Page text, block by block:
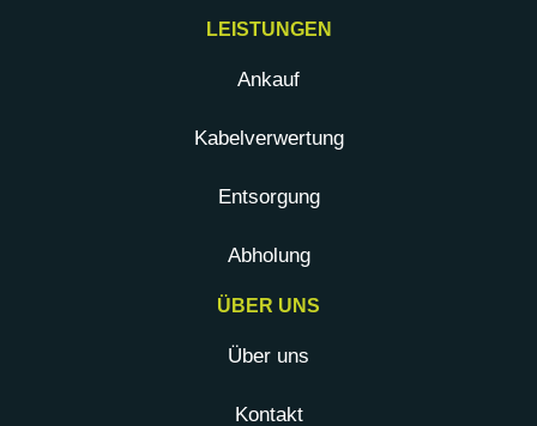
LEISTUNGEN
Ankauf
Kabelverwertung
Entsorgung
Abholung
ÜBER UNS
Über uns
Kontakt